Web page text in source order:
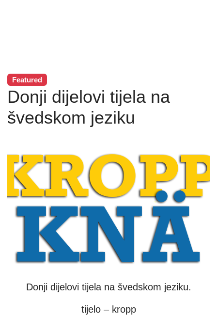
Featured
Donji dijelovi tijela na
švedskom jeziku
Donji dijelovi tijela na švedskom jeziku.
tijelo – kropp